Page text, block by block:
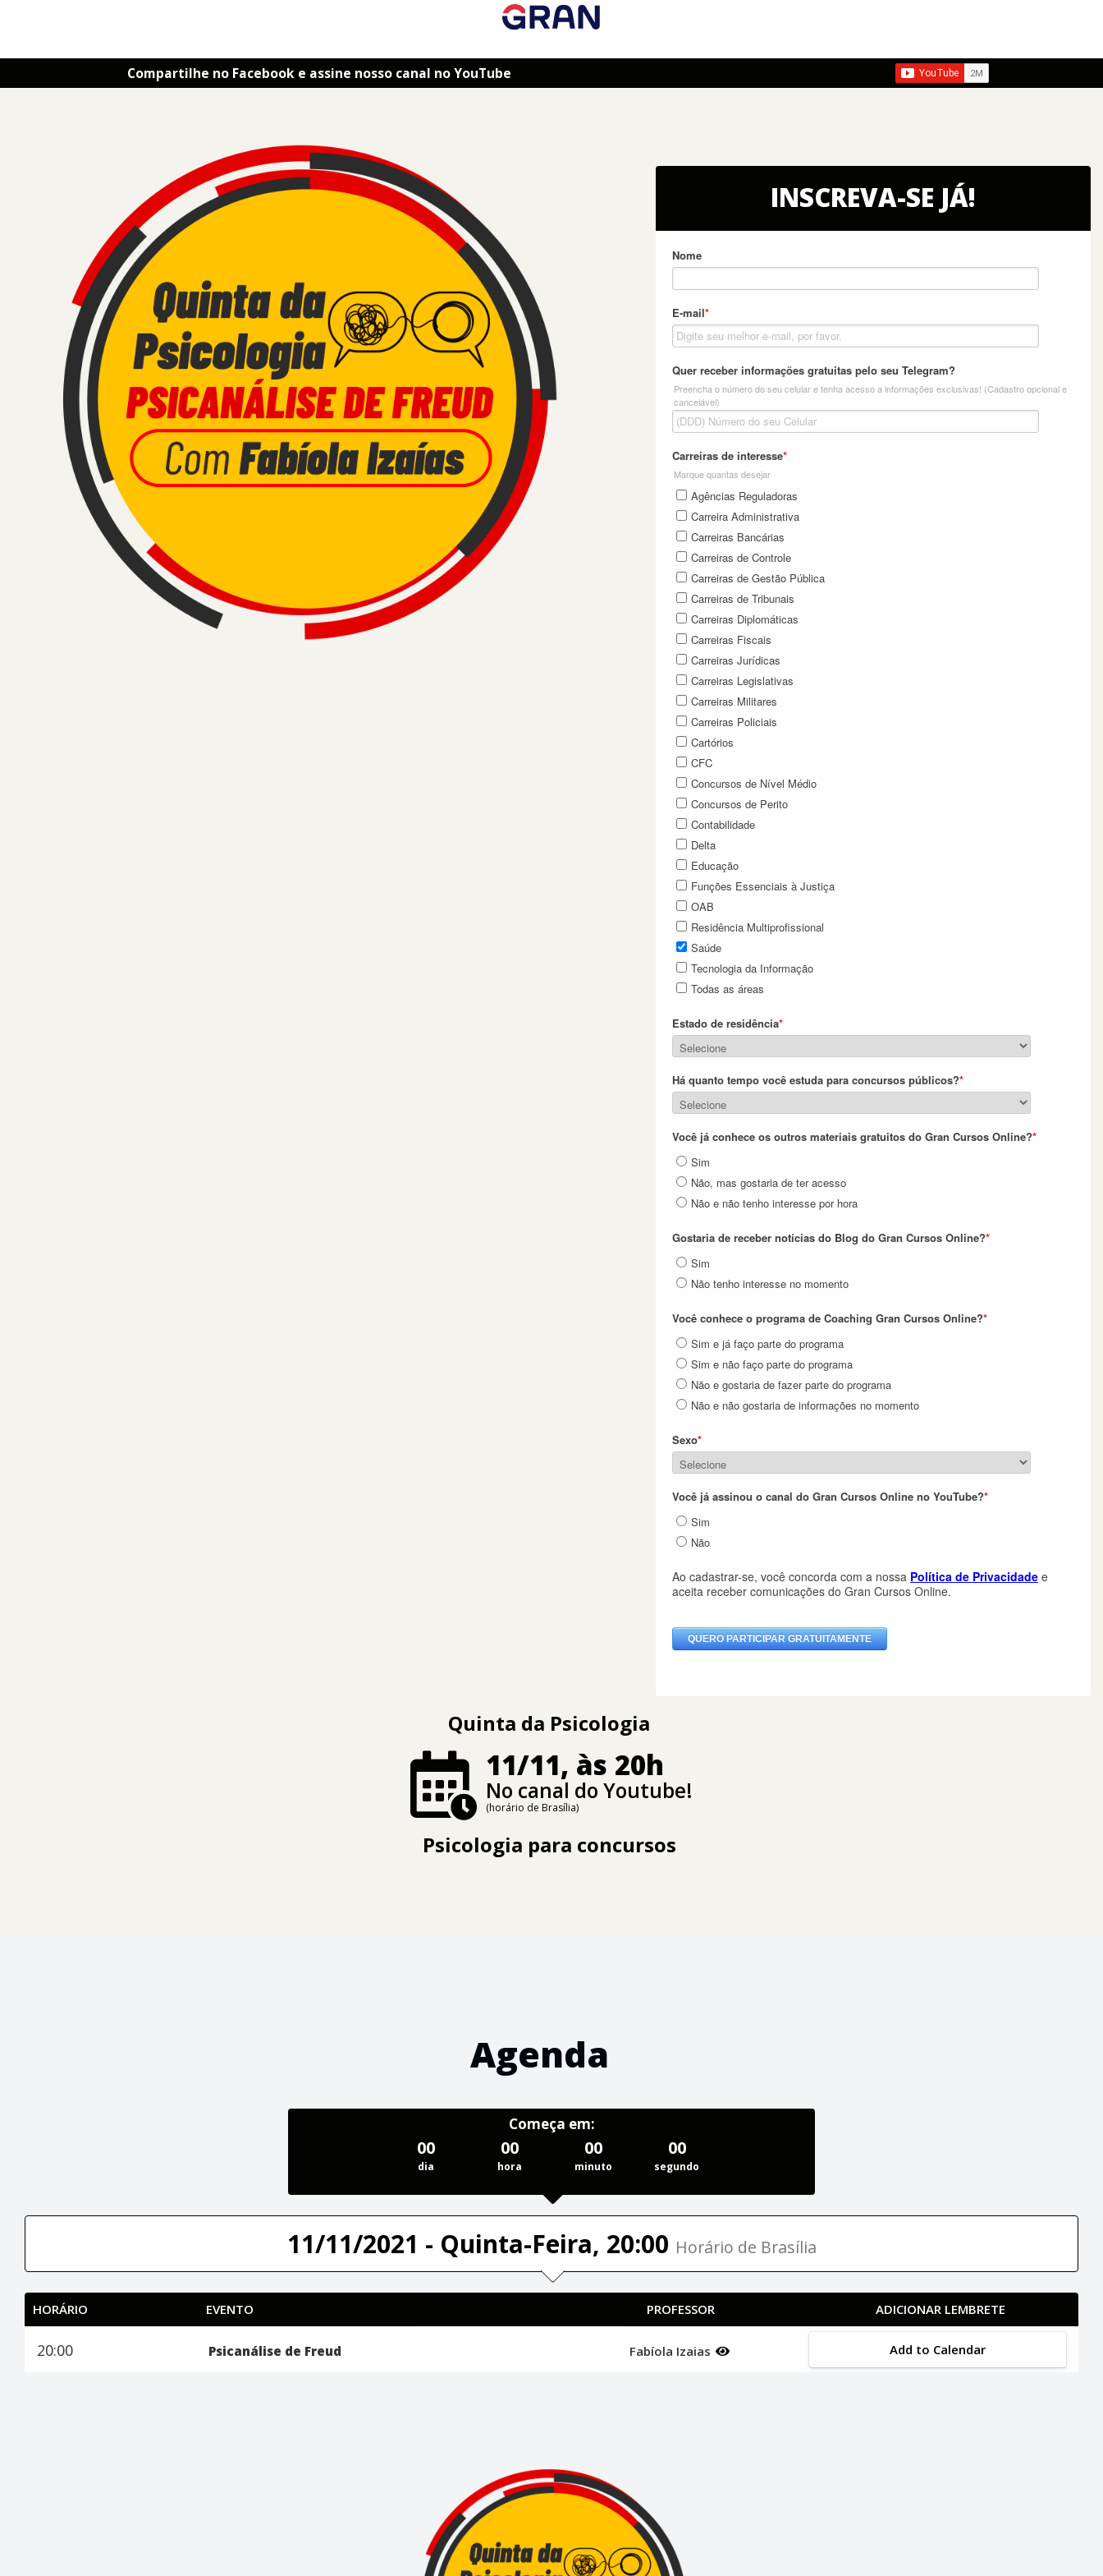
Compartilhe no Facebook e assine nosso canal no YouTube
INSCREVA-SE JÁ!
Quinta da Psicologia
11/11, às 20h
No canal do Youtube!
(horário de Brasília)
Psicologia para concursos
Agenda
Começa em:
00
dia
00
hora
00
minuto
00
segundo
11/11/2021 - Quinta-Feira, 20:00 Horário de Brasília
HORÁRIO EVENTO PROFESSOR ADICIONAR LEMBRETE
20:00 Psicanálise de Freud Fabíola Izaias Add to Calendar